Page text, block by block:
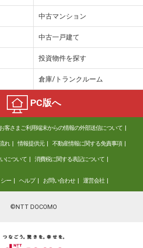
中古マンション
中古一戸建て
投資物件を探す
倉庫/トランクルーム
PC版へ
お客さまご利用端末からの情報の外部送信について
れ 情報提供元 不動産情報に関する免責事項
について 消費税に関する表記について
ー ヘルプ お問い合わせ 運営会社
©NTT DOCOMO